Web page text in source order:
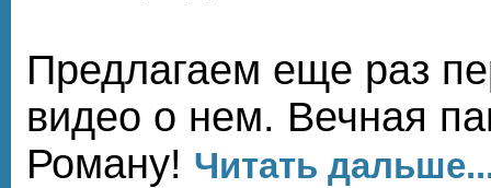
Предлагаем еще раз
видео о нем. Вечная
Роману! Читать